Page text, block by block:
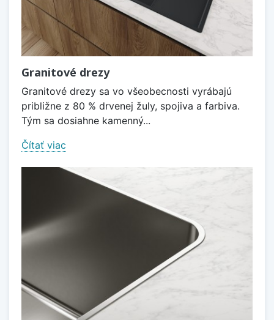
Granitové drezy
Granitové drezy sa vo všeobecnosti vyrábajú
približne z 80 % drvenej žuly, spojiva a farbiva.
Tým sa dosiahne kamenný...
Čítať viac